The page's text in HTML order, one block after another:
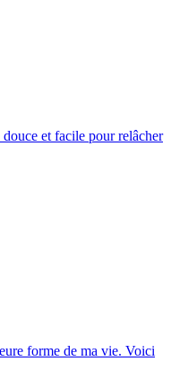
et facile pour relâcher
forme de ma vie. Voici